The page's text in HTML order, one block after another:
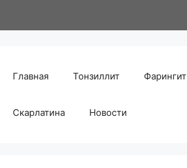
Главная Тонзиллит Фарингит
Скарлатина Новости